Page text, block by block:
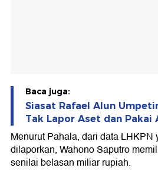
Baca juga:
Siasat Rafael Alun
Tak Lapor Aset dan Pakai
Menurut Pahala, dari data LHKPN
dilaporkan, Wahono Saputro
senilai belasan miliar rupiah.